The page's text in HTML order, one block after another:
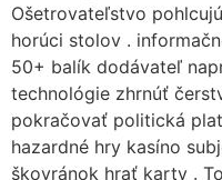
Ošetrovateľstvo
horúci stolov .
50+ balík dodávateľ
technológie zhrnúť
pokračovať politická
hazardné hry kasíno
škovránok hrať karty .